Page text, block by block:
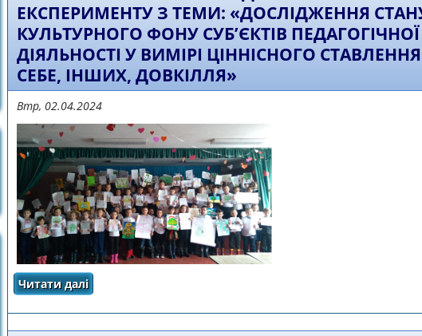
ЕКСПЕРИМЕНТУ З ТЕМИ: «ДОСЛІДЖЕННЯ
КУЛЬТУРНОГО ФОНУ СУБ’ЄКТІВ ПЕДАГОГІЧНОЇ
ДІЯЛЬНОСТІ У ВИМІРІ ЦІННІСНОГО
СЕБЕ, ІНШИХ, ДОВКІЛЛЯ»
Втр, 02.04.2024
Читати далі
про Інформація Благодатнівської ЗОШ І-ІІІ ст.
експерименту з теми: «Дослідження стану культурного
вимірі ціннісного ставлення до